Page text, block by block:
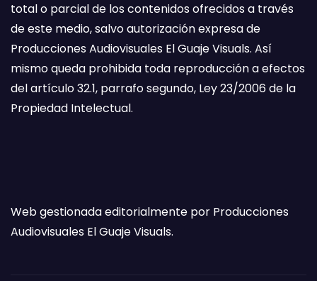
total o parcial de los contenidos ofrecidos a través
de este medio, salvo autorización expresa de
Producciones Audiovisuales El Guaje Visuals. Así
mismo queda prohibida toda reproducción a efectos
del artículo 32.1, parrafo segundo, Ley 23/2006 de la
Propiedad Intelectual.
Web gestionada editorialmente por Producciones
Audiovisuales El Guaje Visuals.